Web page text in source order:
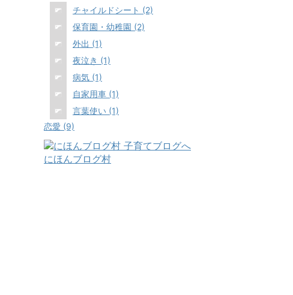
チャイルドシート (2)
保育園・幼稚園 (2)
外出 (1)
夜泣き (1)
病気 (1)
自家用車 (1)
言葉使い (1)
恋愛 (9)
にほんブログ村